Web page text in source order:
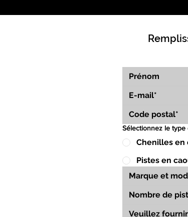
Sélectionnez le type
Chenilles en
Pistes en